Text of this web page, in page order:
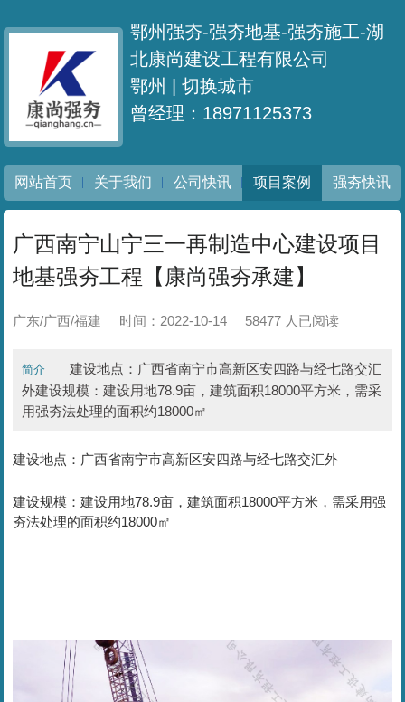
鄂州强夯-强夯地基-强夯施工-湖
北康尚建设工程有限公司
鄂州 |切换城市
曾经理：18971125373
网站首页 关于我们 公司快讯 项目案例 强夯快讯
广西南宁山宁三一再制造中心建设项目
地基强夯工程【康尚强夯承建】
广东/广西/福建 时间：2022-10-14 58477 人已阅读
简介
建设地点：广西省南宁市高新区安四路与经七路交汇
外建设规模：建设用地78.9亩，建筑面积18000平方米，需采
用强夯法处理的面积约18000㎡
建设地点：广西省南宁市高新区安四路与经七路交汇外
建设规模：建设用地78.9亩，建筑面积18000平方米，需采用强
夯法处理的面积约18000㎡